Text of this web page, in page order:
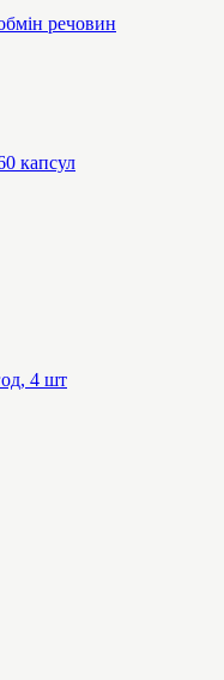
речовин
капсул
4 шт